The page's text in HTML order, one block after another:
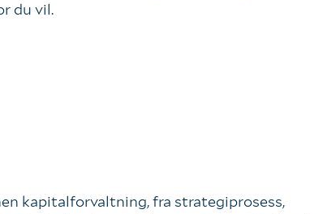
du vil.
kapitalforvaltning, fra strategiprosess,